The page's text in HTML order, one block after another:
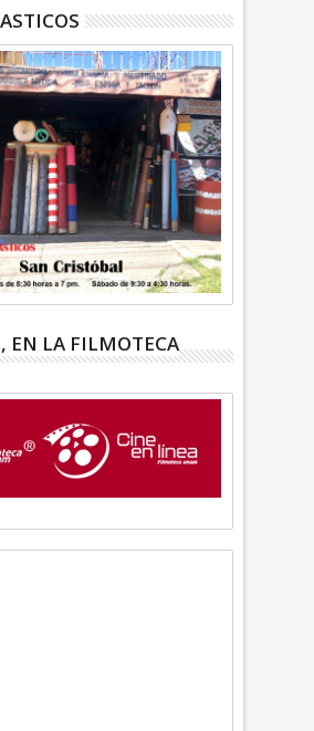
EN LA FILMOTECA